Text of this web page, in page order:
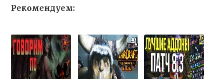
Рекомендуем: